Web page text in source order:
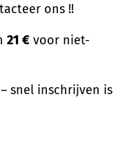
ons !!
21 € voor niet-
snel inschrijven is